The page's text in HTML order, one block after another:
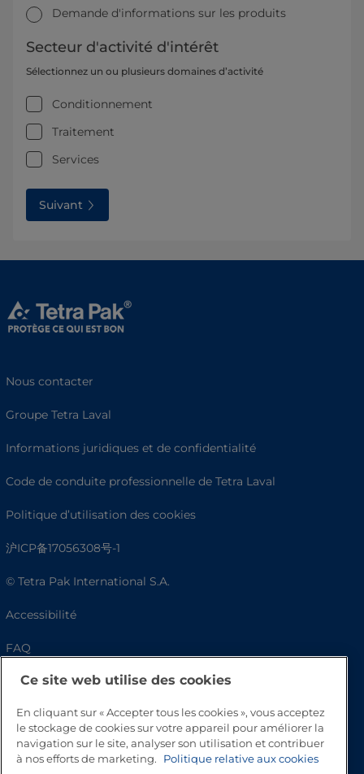
Demande d'informations sur les produits
Secteur d'activité d'intérêt
Sélectionnez un ou plusieurs domaines d’activité
Conditionnement
Traitement
Services
Suivant
Nous contacter
Groupe Tetra Laval
Informations juridiques et de confidentialité
Code de conduite professionnelle de Tetra Laval
Politique d’utilisation des cookies
沪ICP备17056308号-1
© Tetra Pak International S.A.
Accessibilité
FAQ
Ce site web utilise des cookies
En cliquant sur « Accepter tous les cookies », vous acceptez
le stockage de cookies sur votre appareil pour améliorer la
navigation sur le site, analyser son utilisation et contribuer
à nos efforts de marketing.
Politique relative aux cookies